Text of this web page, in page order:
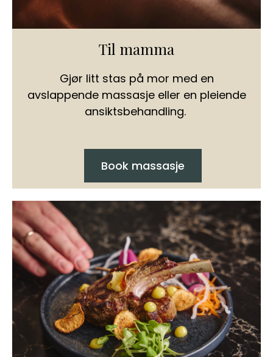
Til mamma
Gjør litt stas på mor med en
avslappende massasje eller en pleiende
ansiktsbehandling.
Book massasje